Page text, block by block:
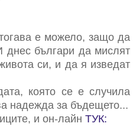
е можело, защо да
днес българи да мислят
си, и да я изведат
която се е случила
надежда за бъдещето...
и он-лайн ТУК: